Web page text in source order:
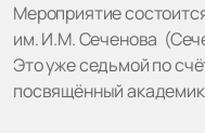
Мероприятие
им. И.М. Сеченова
Это уже седьмой по
посвящённый